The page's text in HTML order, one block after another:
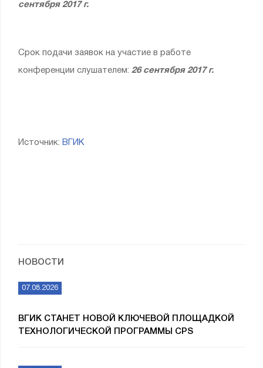
сентября 2017 г.
Срок подачи заявок на участие в работе
конференции слушателем: 26 сентября 2017 г.
Источник: ВГИК
НОВОСТИ
07.08.2026
ВГИК СТАНЕТ НОВОЙ КЛЮЧЕВОЙ ПЛОЩАДКОЙ
ТЕХНОЛОГИЧЕСКОЙ ПРОГРАММЫ CPS